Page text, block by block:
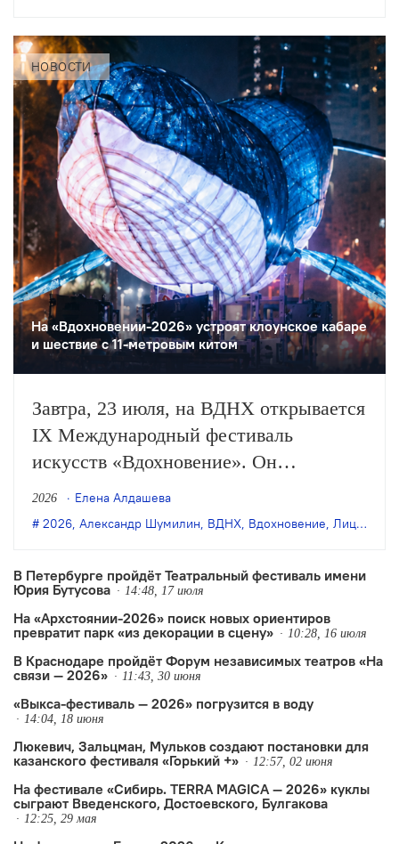
разноформатных событий:
перформансы, кинопоказы, лекции,
воркшопы и многое другое.
НОВОСТИ
На «Вдохновении-2026» устроят клоунское кабаре
и шествие с 11-метровым китом
Завтра, 23 июля, на ВДНХ открывается
IX Международный фестиваль
искусств «Вдохновение». Он
продлится до 26 июля и объединит
спектакли разных форматов — от
до многочасового перформанса по
русской классике, концерты и другие
события.
2026
Елена Алдашева
2026 Александр Шумилин ВДНХ Вдохновение Лицедеи
В Петербурге пройдёт Театральный фестиваль имени
Юрия Бутусова
14:48, 17 июля
На «Архстоянии-2026» поиск новых ориентиров
превратит парк «из декорации в сцену»
10:28, 16 июля
В Краснодаре пройдёт Форум независимых театров «На
связи — 2026»
11:43, 30 июня
«Выкса-фестиваль — 2026» погрузится в воду
14:04, 18 июня
Люкевич, Зальцман, Мульков создают постановки для
казанского фестиваля «Горький +»
12:57, 02 июня
На фестивале «Сибирь. TERRA MAGICA — 2026» куклы
сыграют Введенского, Достоевского, Булгакова
12:25, 29 мая